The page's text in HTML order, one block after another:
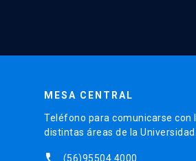
MESA CENTRAL
Teléfono para comunicarse con
distintas áreas de la Universidad.
(56)95504 4000